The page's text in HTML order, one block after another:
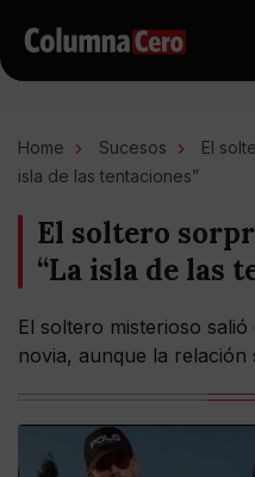
Home Sucesos
El
isla de las tentaciones”
El soltero
“La isla de las
El soltero misterioso
novia, aunque la